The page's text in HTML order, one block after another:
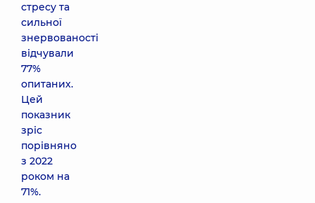
стресу та
сильної
знервованості
відчували
77%
опитаних.
Цей
показник
зріс
порівняно
з 2022
роком на
71%.